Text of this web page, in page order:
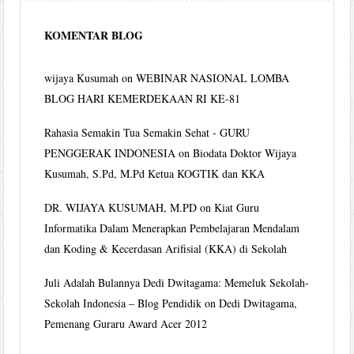
KOMENTAR BLOG
wijaya Kusumah onWEBINAR NASIONAL LOMBA
BLOG HARI KEMERDEKAAN RI KE-81
Rahasia Semakin Tua Semakin Sehat - GURU
PENGGERAK INDONESIA onBiodata Doktor Wijaya
Kusumah, S.Pd, M.Pd Ketua KOGTIK dan KKA
DR. WIJAYA KUSUMAH, M.PD onKiat Guru
Informatika Dalam Menerapkan Pembelajaran Mendalam
dan Koding & Kecerdasan Arifisial (KKA) di Sekolah
Juli Adalah Bulannya Dedi Dwitagama: Memeluk Sekolah-
Sekolah Indonesia – Blog Pendidik onDedi Dwitagama,
Pemenang Guraru Award Acer 2012